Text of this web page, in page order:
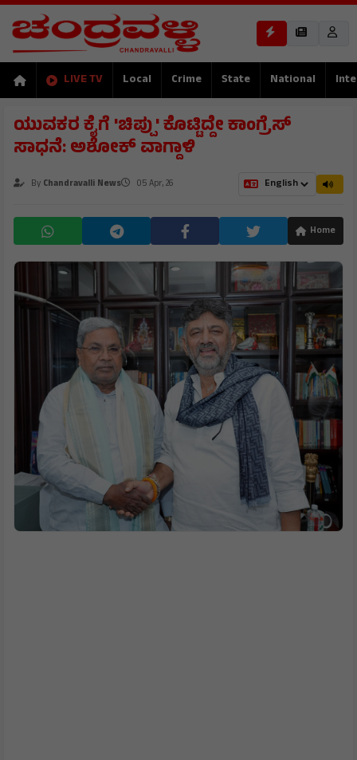
LIVE TV Local Crime State National
ಯುವಕರ ಕೈಗೆ 'ಚಿಪ್ಪು' ಕೊಟ್ಟಿದ್ದೇ ಕಾಂಗ್ರೆಸ್
ಸಾಧನೆ: ಅಶೋಕ್ ವಾಗ್ದಾಳಿ
By Chandravalli News 05 Apr, 26
Home